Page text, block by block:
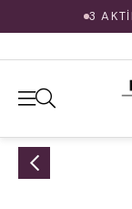
3